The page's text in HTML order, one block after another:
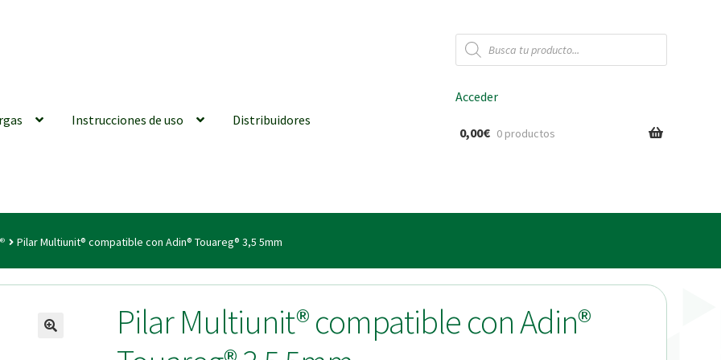
Búsqueda
de
productos
Instrucciones de uso Distribuidores
generales Conexiones CAD CAM Distribuidores
| Tienda Online!
Acceder
0,00€ 0 productos
Pilar Multiunit® compatible con Adin® Touareg® 3,5 5mm
Pilar Multiunit® compatible con Adin®